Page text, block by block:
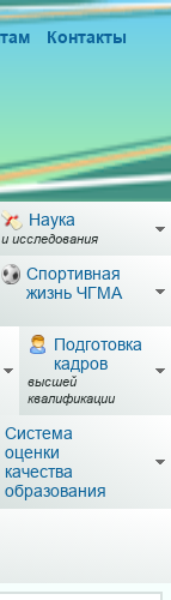
Контакты
Наука
и исследования
Спортивная
жизнь ЧГМА
Подготовка
кадров
высшей
квалификации
Система
оценки
качества
образования